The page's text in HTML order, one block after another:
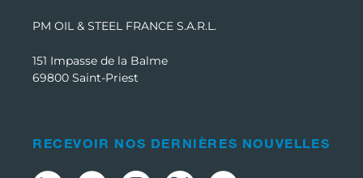
PM OIL & STEEL FRANCE S.A.R.L.
151 Impasse de la Balme
69800 Saint-Priest
RECEVOIR NOS DERNIÈRES NOUVELLES